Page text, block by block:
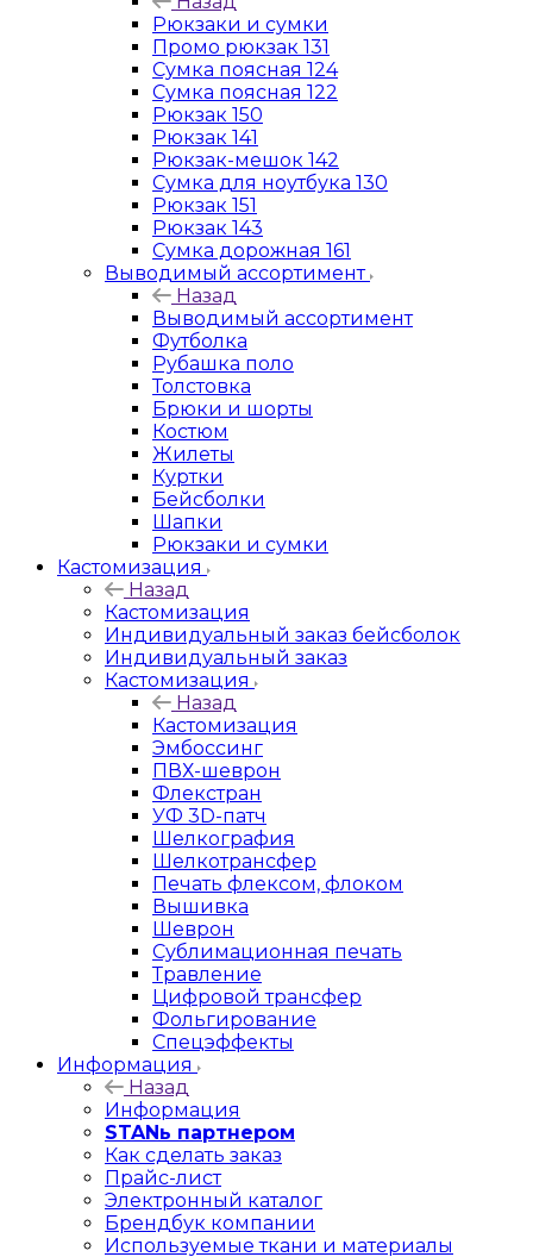
Рюкзаки и сумки
Промо рюкзак 131
Сумка поясная 124
Сумка поясная 122
Рюкзак 150
Рюкзак 141
Рюкзак-мешок 142
Сумка для ноутбука 130
Рюкзак 151
Рюкзак 143
Сумка дорожная 161
Выводимый ассортимент
Назад
Выводимый ассортимент
Футболка
Рубашка поло
Толстовка
Брюки и шорты
Костюм
Жилеты
Куртки
Бейсболки
Шапки
Рюкзаки и сумки
Кастомизация
Назад
Кастомизация
Индивидуальный заказ бейсболок
Индивидуальный заказ
Кастомизация
Назад
Кастомизация
Эмбоссинг
ПВХ-шеврон
Флекстран
УФ 3D-патч
Шелкография
Шелкотрансфер
Печать флексом, флоком
Вышивка
Шеврон
Сублимационная печать
Травление
Цифровой трансфер
Фольгирование
Спецэффекты
Информация
Назад
Информация
STANь партнером
Как сделать заказ
Прайс-лист
Электронный каталог
Брендбук компании
Используемые ткани и материалы